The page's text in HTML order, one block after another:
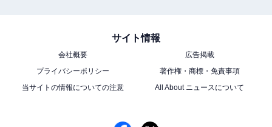
サイト情報
会社概要
広告掲載
プライバシーポリシー
著作権・商標・免責事項
当サイトの情報についての注意
All About ニュースについて